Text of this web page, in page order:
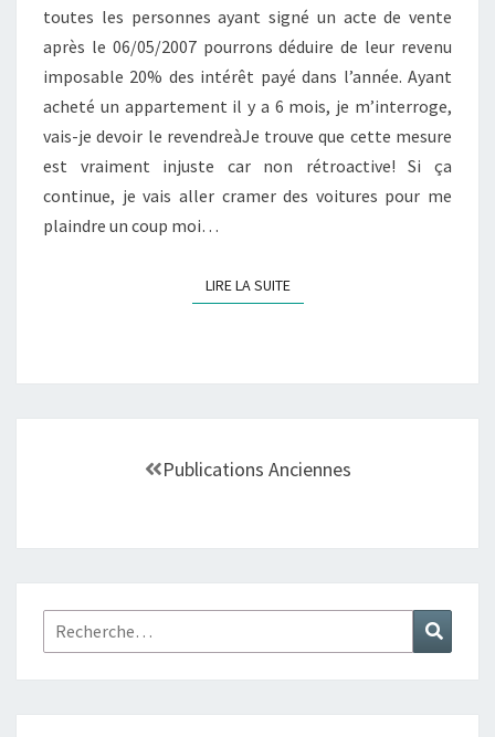
toutes les personnes ayant signé un acte de vente
après le 06/05/2007 pourrons déduire de leur revenu
imposable 20% des intérêt payé dans l’année. Ayant
acheté un appartement il y a 6 mois, je m’interroge,
vais-je devoir le revendreàJe trouve que cette mesure
est vraiment injuste car non rétroactive! Si ça
continue, je vais aller cramer des voitures pour me
plaindre un coup moi…
LIRE LA SUITELIRE LA SUITE
articles
Publications Anciennes
Rechercher :